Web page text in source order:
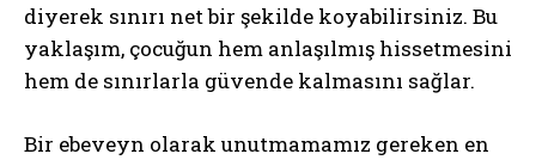
diyerek sınırı net bir şekilde koyabilirsiniz. Bu
yaklaşım, çocuğun hem anlaşılmış hissetmesini
hem de sınırlarla güvende kalmasını sağlar.
Bir ebeveyn olarak unutmamamız gereken en